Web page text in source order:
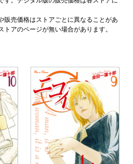
販売価格はストアごとに異なることがあ
トアのページが無い場合があります。